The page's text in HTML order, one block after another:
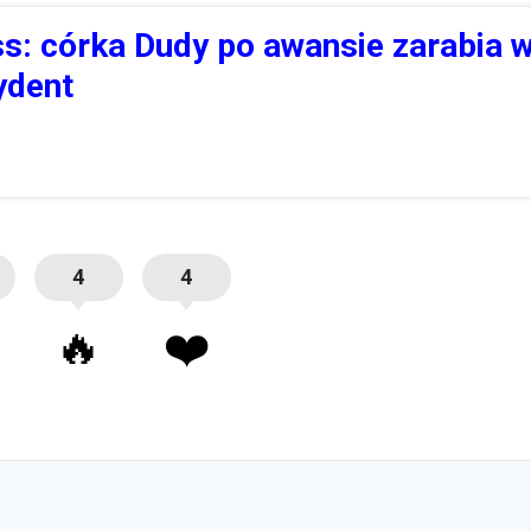
córka Dudy po awansie zarabia
4
🔥
4
❤️